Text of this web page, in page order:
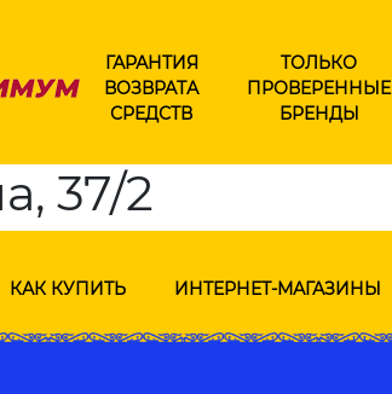
ГАРАНТИЯ
ВОЗВРАТА
СРЕДСТВ
ТОЛЬКО
ПРОВЕРЕННЫЕ
БРЕНДЫ
37/2
КАК КУПИТЬ ИНТЕРНЕТ-МАГАЗИНЫ